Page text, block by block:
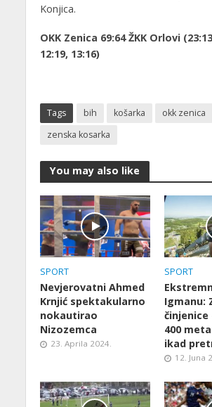
Konjica.
OKK Zenica 69:64 ŽKK Orlovi
12:19, 13:16)
Tags bih košarka okk zenica
zenska kosarka
You may also like
SPORT
Nevjerovatni Ahmed
Krnjić spektakularno
nokautirao
Nizozemca
23. Aprila 2024.
SPORT
Igmanu:
činjenice
400
ikad
12. Juna